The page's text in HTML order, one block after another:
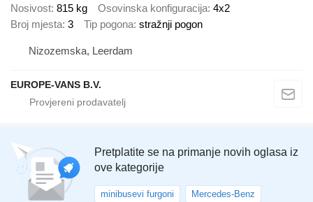
Nosivost 815 kg Osovinska konfiguracija 4x2
Broj mjesta 3 Tip pogona stražnji pogon
Nizozemska, Leerdam
EUROPE-VANS B.V.
Pretplatite se na primanje novih oglasa iz
ove kategorije
minibusevi furgoni Mercedes-Benz